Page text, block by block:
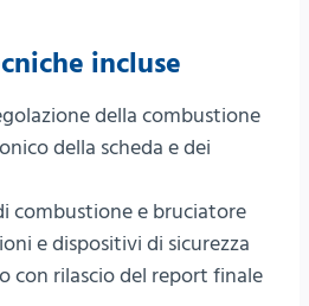
incluse
della combustione
della scheda e dei
combustione e bruciatore
e dispositivi di sicurezza
con rilascio del report finale